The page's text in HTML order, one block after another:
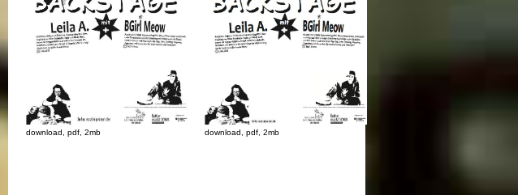
download, pdf, 2mb download, pdf, 2mb